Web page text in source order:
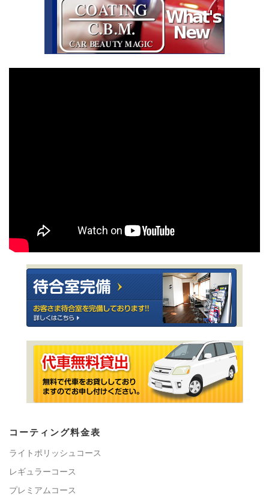
コーティング料金表
ライトポリッシュコース
レギュラーコース
プレミアムコース